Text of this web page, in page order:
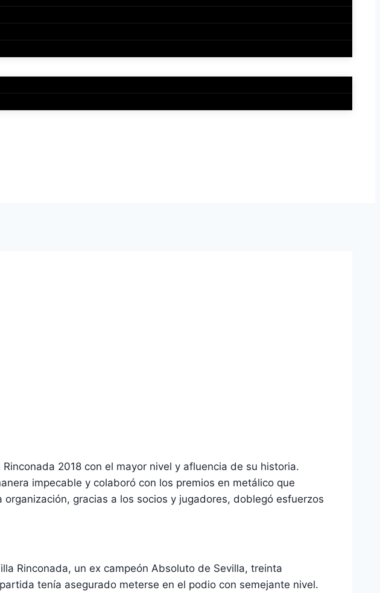
2018 con el mayor nivel y afluencia de su historia.
impecable y colaboró con los premios en metálico que
gracias a los socios y jugadores, doblegó esfuerzos
Rinconada, un ex campeón Absoluto de Sevilla, treinta
tenía asegurado meterse en el podio con semejante nivel.